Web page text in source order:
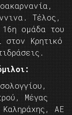
Τέλος,
ομάδα του
στον Κρητικό
Μέγας
Καληράχης, ΑΕ